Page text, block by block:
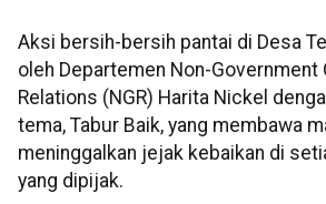
Aksi bersih-bersih pantai di Desa
oleh Departemen Non-Government
Relations (NGR) Harita Nickel
tema, Tabur Baik, yang membawa
meninggalkan jejak kebaikan di
yang dipijak.